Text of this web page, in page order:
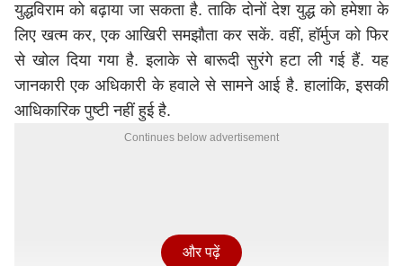
युद्धविराम को बढ़ाया जा सकता है. ताकि दोनों देश युद्ध को हमेशा के
लिए खत्म कर, एक आखिरी समझौता कर सकें. वहीं, हॉर्मुज को फिर
से खोल दिया गया है. इलाके से बारूदी सुरंगे हटा ली गई हैं. यह
जानकारी एक अधिकारी के हवाले से सामने आई है. हालांकि, इसकी
आधिकारिक पुष्टी नहीं हुई है.
Continues below advertisement
और पढ़ें